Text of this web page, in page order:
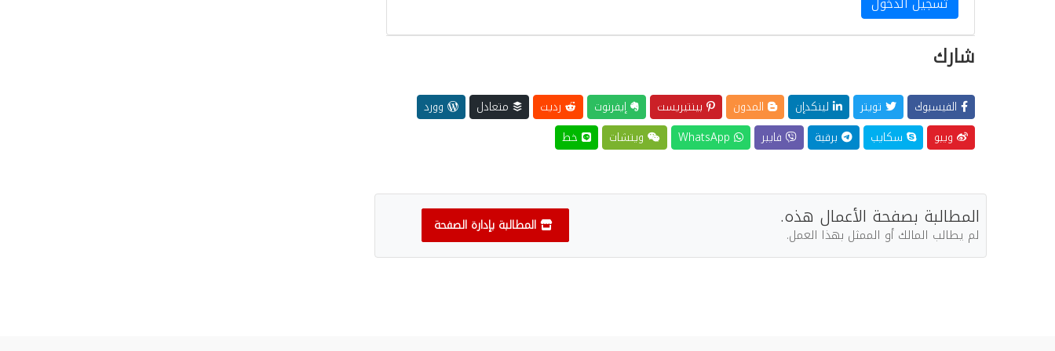
شارك
الفيسبوك تويتر لينكدإن المدون بينتيريست إيفرنوت رديت متعادل
وورد
ويبو
سكايب برقية فايبر ويتشات خط
المطالبة بصفحة الأعمال هذه.
لم يطالب المالك أو الممثل بهذا العمل. المطالبة بإدارة الصفحة